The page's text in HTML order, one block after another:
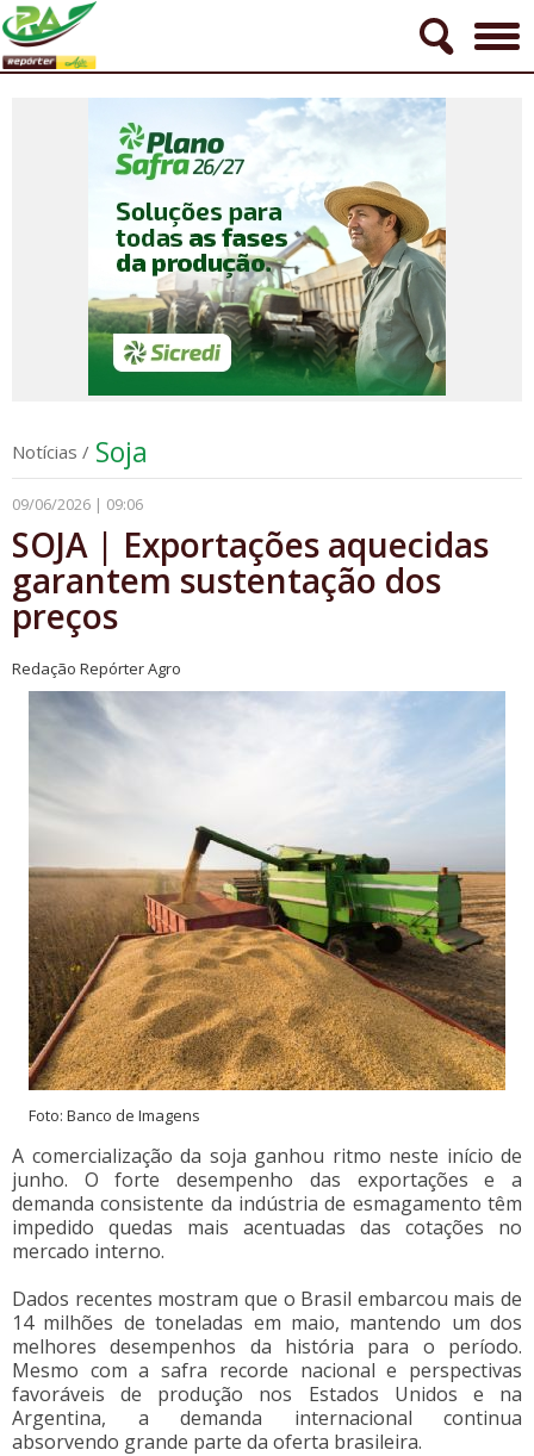
Notícias / Soja
09/06/2026 | 09:06
SOJA | Exportações aquecidas
garantem sustentação dos
preços
Redação Repórter Agro
Foto: Banco de Imagens
A comercialização da soja ganhou ritmo neste início de
junho. O forte desempenho das exportações e a
demanda consistente da indústria de esmagamento têm
impedido quedas mais acentuadas das cotações no
mercado interno.
Dados recentes mostram que o Brasil embarcou mais de
14 milhões de toneladas em maio, mantendo um dos
melhores desempenhos da história para o período.
Mesmo com a safra recorde nacional e perspectivas
favoráveis de produção nos Estados Unidos e na
Argentina, a demanda internacional continua
absorvendo grande parte da oferta brasileira.